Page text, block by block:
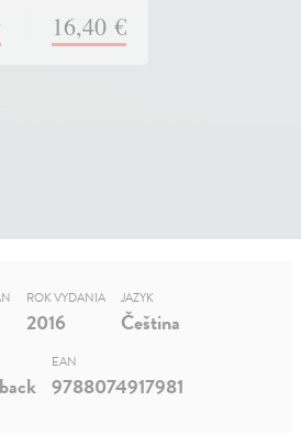
16,40 €
ROK VYDANIA
2016
JAZYK
Čeština
EAN
9788074917981